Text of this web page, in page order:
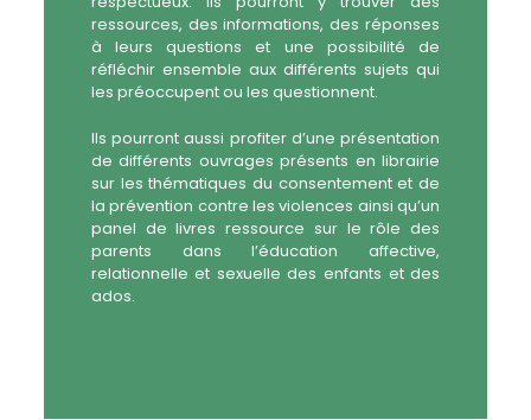
ressources, des informations, des réponses
à leurs questions et une possibilité de
réfléchir ensemble aux différents sujets qui
les préoccupent ou les questionnent.
Ils pourront aussi profiter d’une présentation
de différents ouvrages présents en librairie
sur les thématiques du consentement et de
la prévention contre les violences ainsi qu’un
panel de livres ressource sur le rôle des
parents dans l’éducation affective,
relationnelle et sexuelle des enfants et des
ados.